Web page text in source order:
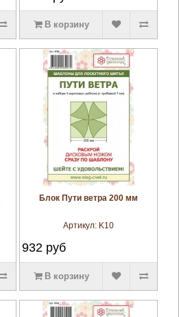
В корзину
увеличить
Блок Пути ветра 200 мм
Артикул: K10
932 руб
В корзину